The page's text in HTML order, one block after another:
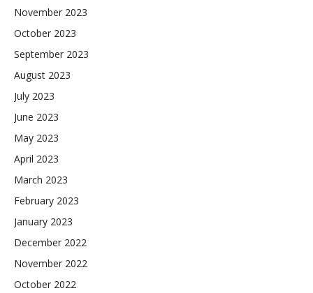
November 2023
October 2023
September 2023
August 2023
July 2023
June 2023
May 2023
April 2023
March 2023
February 2023
January 2023
December 2022
November 2022
October 2022